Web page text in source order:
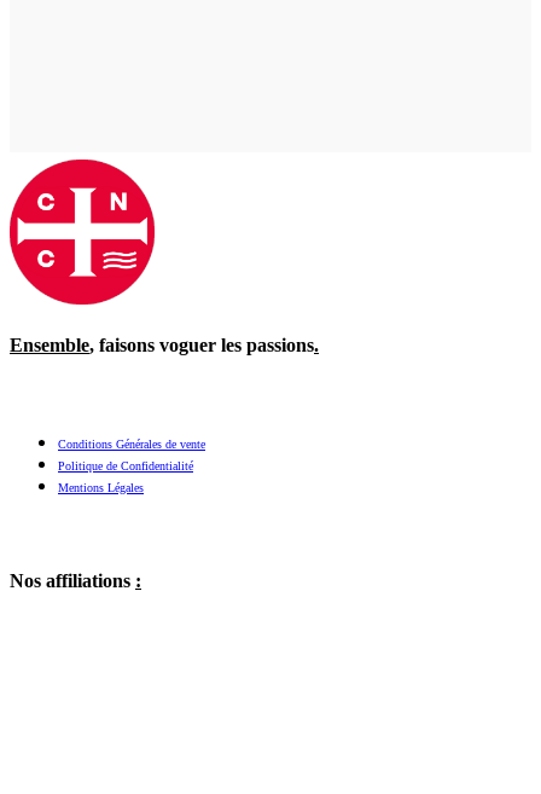
Ensemble, faisons voguer les passions.
Conditions Générales de vente
Politique de Confidentialité
Mentions Légales
Nos affiliations :